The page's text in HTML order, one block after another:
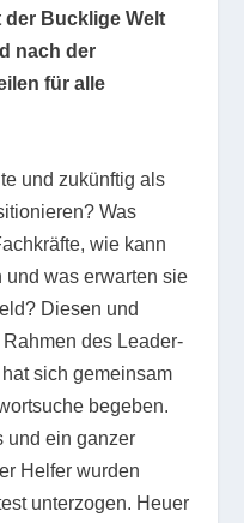
der Bucklige Welt
nach der
für alle
und zukünftig als
Was
wie kann
und was erwarten sie
Diesen und
des Leader-
sich gemeinsam
begeben.
und ein ganzer
Helfer wurden
unterzogen. Heuer